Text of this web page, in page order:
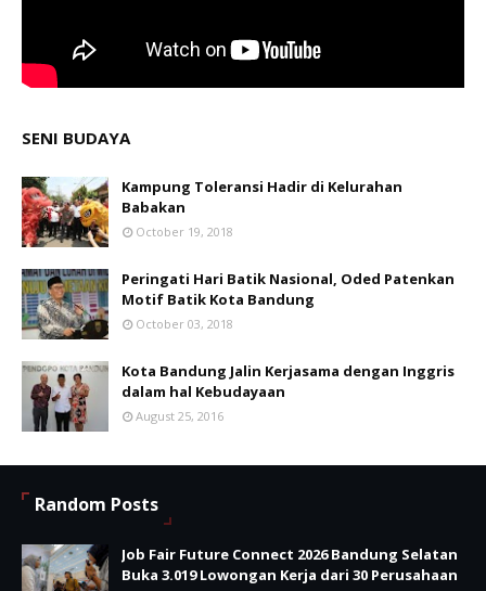
SENI BUDAYA
Kampung Toleransi Hadir di Kelurahan
Babakan
October 19, 2018
Peringati Hari Batik Nasional, Oded Patenkan
Motif Batik Kota Bandung
October 03, 2018
Kota Bandung Jalin Kerjasama dengan Inggris
dalam hal Kebudayaan
August 25, 2016
Random Posts
Job Fair Future Connect 2026 Bandung Selatan
Buka 3.019 Lowongan Kerja dari 30 Perusahaan